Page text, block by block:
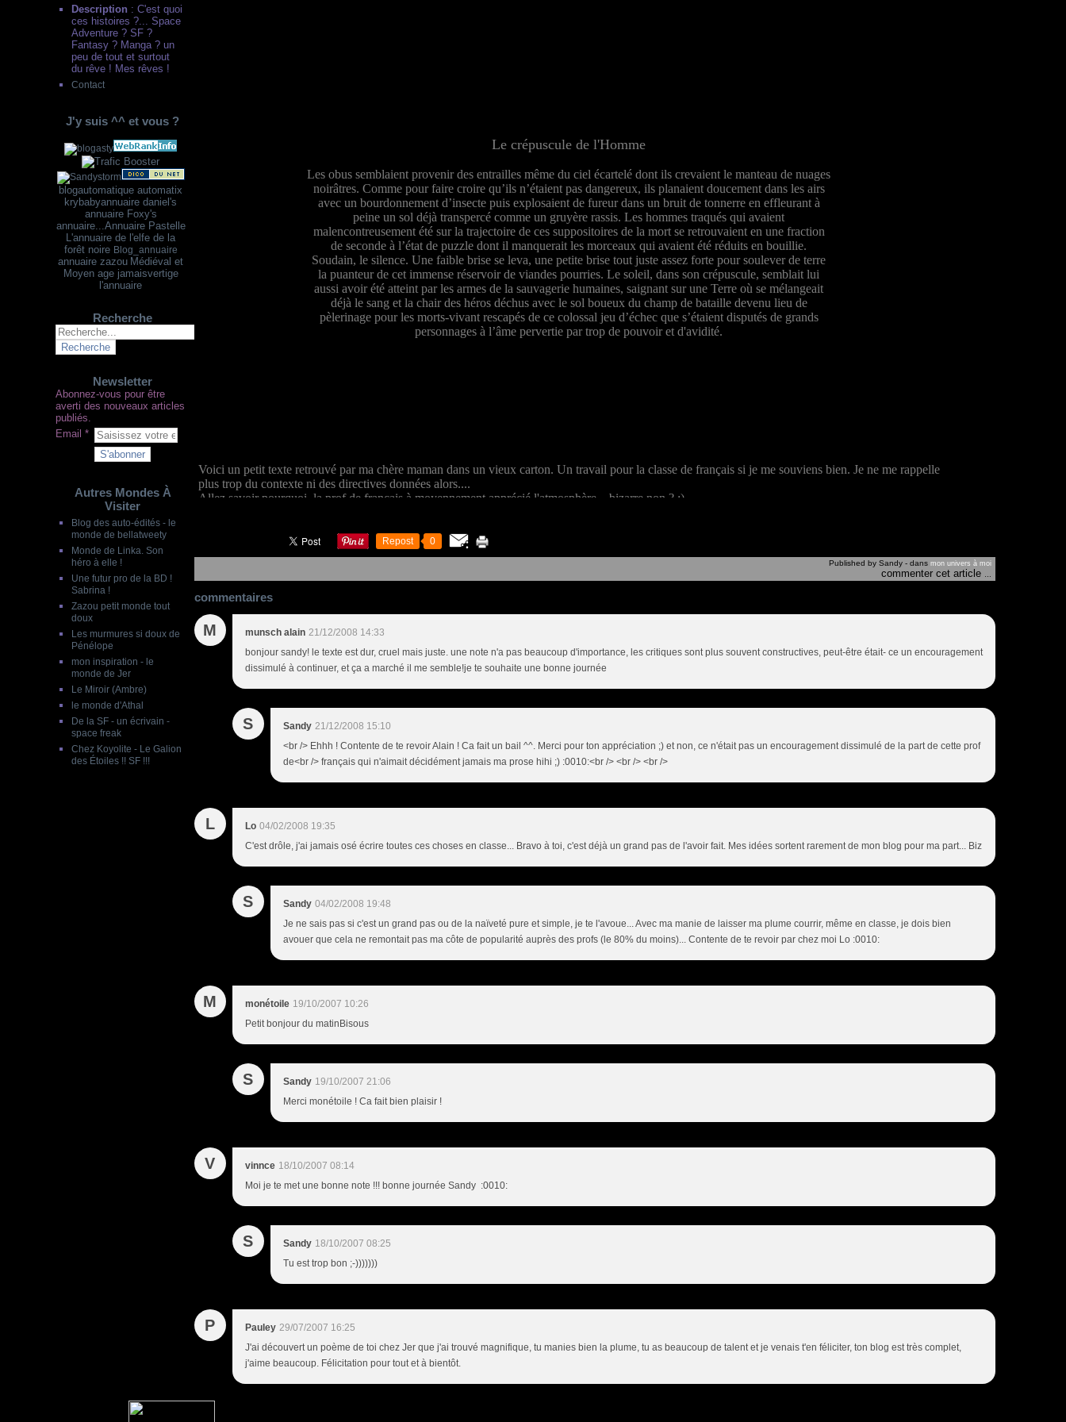
Description : C'est quoi
ces histoires ?... Space
Adventure ? SF ?
Fantasy ? Manga ? un
peu de tout et surtout
du rêve ! Mes rêves !
Contact
J'y suis ^^ et vous ?
blogautomatique automatix
krybabyannuaire daniel's
annuaire Foxy's
annuaire...Annuaire Pastelle
L'annuaire de l'elfe de la
forêt noire Blog_annuaire
annuaire zazou Médiéval et
Moyen age jamaisvertige
l'annuaire
Recherche
Newsletter
Abonnez-vous pour être
averti des nouveaux articles
publiés.
Email
Autres Mondes À
Visiter
Blog des auto-édités - le
monde de bellatweety
Monde de Linka. Son
héro à elle !
Une futur pro de la BD !
Sabrina !
Zazou petit monde tout
doux
Les murmures si doux de
Pénélope
mon inspiration - le
monde de Jer
Le Miroir (Ambre)
le monde d'Athal
De la SF - un écrivain -
space freak
Chez Koyolite - Le Galion
des Étoiles !! SF !!!
Le crépuscule de l'Homme
Les obus semblaient provenir des entrailles même du ciel écartelé dont ils crevaient le manteau de nuages
noirâtres. Comme pour faire croire qu’ils n’étaient pas dangereux, ils planaient doucement dans les airs
avec un bourdonnement d’insecte puis explosaient de fureur dans un bruit de tonnerre en effleurant à
peine un sol déjà transpercé comme un gruyère rassis. Les hommes traqués qui avaient
malencontreusement été sur la trajectoire de ces suppositoires de la mort se retrouvaient en une fraction
de seconde à l’état de puzzle dont il manquerait les morceaux qui avaient été réduits en bouillie.
Soudain, le silence. Une faible brise se leva, une petite brise tout juste assez forte pour soulever de terre
la puanteur de cet immense réservoir de viandes pourries. Le soleil, dans son crépuscule, semblait lui
aussi avoir été atteint par les armes de la sauvagerie humaines, saignant sur une Terre où se mélangeait
déjà le sang et la chair des héros déchus avec le sol boueux du champ de bataille devenu lieu de
pèlerinage pour les morts-vivant rescapés de ce colossal jeu d’échec que s’étaient disputés de grands
personnages à l’âme pervertie par trop de pouvoir et d'avidité.
Voici un petit texte retrouvé par ma chère maman dans un vieux carton. Un travail pour la classe de français si je me souviens bien. Je ne me rappelle
plus trop du contexte ni des directives données alors....
Allez savoir pourquoi, la prof de français à moyennement apprécié l'atmosphère... bizarre non ? ;)
Repost 0
Published by Sandy -dans mon univers à moi
commenter cet article …
commentaires
M munsch alain 21/12/2008 14:33
bonjour sandy! le texte est dur, cruel mais juste. une note n'a pas beaucoup d'importance, les critiques sont plus souvent constructives, peut-être était- ce un encouragement
dissimulé à continuer, et ça a marché il me semble!je te souhaite une bonne journée
S Sandy 21/12/2008 15:10
<br /> Ehhh ! Contente de te revoir Alain ! Ca fait un bail ^^. Merci pour ton appréciation ;) et non, ce n'était pas un encouragement dissimulé de la part de cette prof
de<br /> français qui n'aimait décidément jamais ma prose hihi ;) :0010:<br /> <br /> <br />
L Lo 04/02/2008 19:35
C'est drôle, j'ai jamais osé écrire toutes ces choses en classe... Bravo à toi, c'est déjà un grand pas de l'avoir fait. Mes idées sortent rarement de mon blog pour ma part... Biz
S Sandy 04/02/2008 19:48
Je ne sais pas si c'est un grand pas ou de la naïveté pure et simple, je te l'avoue... Avec ma manie de laisser ma plume courrir, même en classe, je dois bien
avouer que cela ne remontait pas ma côte de popularité auprès des profs (le 80% du moins)... Contente de te revoir par chez moi Lo :0010:
M monétoile 19/10/2007 10:26
Petit bonjour du matinBisous
S Sandy 19/10/2007 21:06
Merci monétoile ! Ca fait bien plaisir !
V vinnce 18/10/2007 08:14
Moi je te met une bonne note !!! bonne journée Sandy :0010:
S Sandy 18/10/2007 08:25
Tu est trop bon ;-)))))))
P Pauley 29/07/2007 16:25
J'ai découvert un poème de toi chez Jer que j'ai trouvé magnifique, tu manies bien la plume, tu as beaucoup de talent et je venais t'en féliciter, ton blog est très complet,
j'aime beaucoup. Félicitation pour tout et à bientôt.